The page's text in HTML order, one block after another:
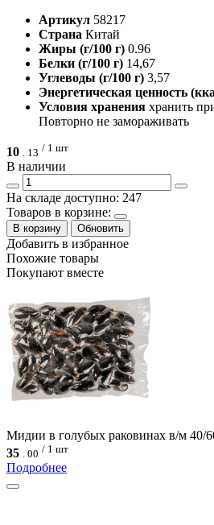
Артикул 58217
Страна Китай
Жиры (г/100 г) 0.96
Белки (г/100 г) 14,67
Углеводы (г/100 г) 3,57
Энергетическая ценность
Условия хранения хранить
Повторно не замораживать
10 . 13 / 1 шт
В наличии
На складе доступно: 247
Товаров в корзине:
В корзину Обновить
Добавить в избранное
Похожие товары
Покупают вместе
Мидии в голубых раковинах в/м 40/
35 . 00 / 1 шт
Подробнее